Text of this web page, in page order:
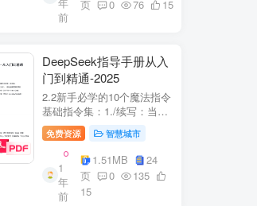
+医疗企业案例分析5中国互
联网+医疗...
年
前
页 0 76 15
DeepSeek指导手册从入
门到精通-2025
2.2新手必学的10个魔法指令
基础指令集：1./续写：当回
答中断时自动继续生成2./简
化：将复杂内容转换成大白
话3./示例：要求展示实际案
例（特别是写代码时）4./步
骤：让AI分步骤指导操作流
程5./检...
免费资源 智慧城市
1
年
前
1.51MB
24
页
0
135
15